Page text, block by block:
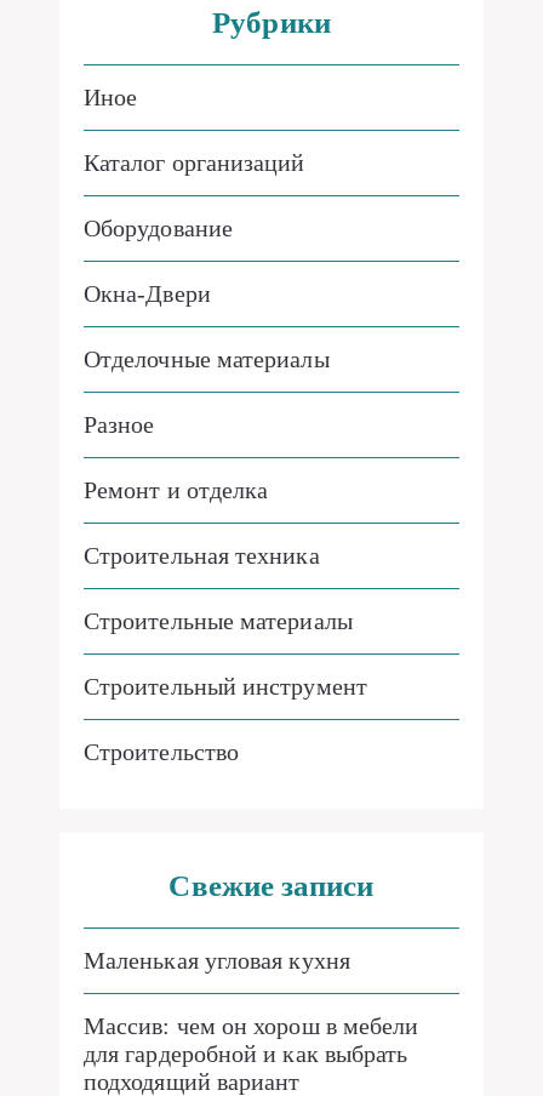
Рубрики
Иное
Каталог организаций
Оборудование
Окна-Двери
Отделочные материалы
Разное
Ремонт и отделка
Строительная техника
Строительные материалы
Строительный инструмент
Строительство
Свежие записи
Маленькая угловая кухня
Массив: чем он хорош в мебели
для гардеробной и как выбрать
подходящий вариант